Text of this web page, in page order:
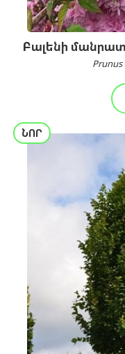
Բալենի
Prunus
ՆՈՐ